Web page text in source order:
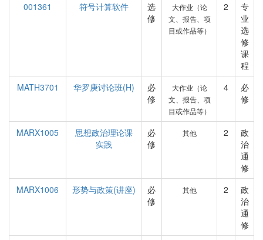
001361
符号计算软件
选
修
大作业（论
文、报告、项
目或作品等）
2
专
业
选
修
课
程
MATH3701
华罗庚讨论班(H)
必
修
大作业（论
文、报告、项
目或作品等）
4
必
修
MARX1005
思想政治理论课
实践
必
修
其他 2
政
治
通
修
MARX1006
形势与政策(讲座)
必
修
其他 2
政
治
通
修